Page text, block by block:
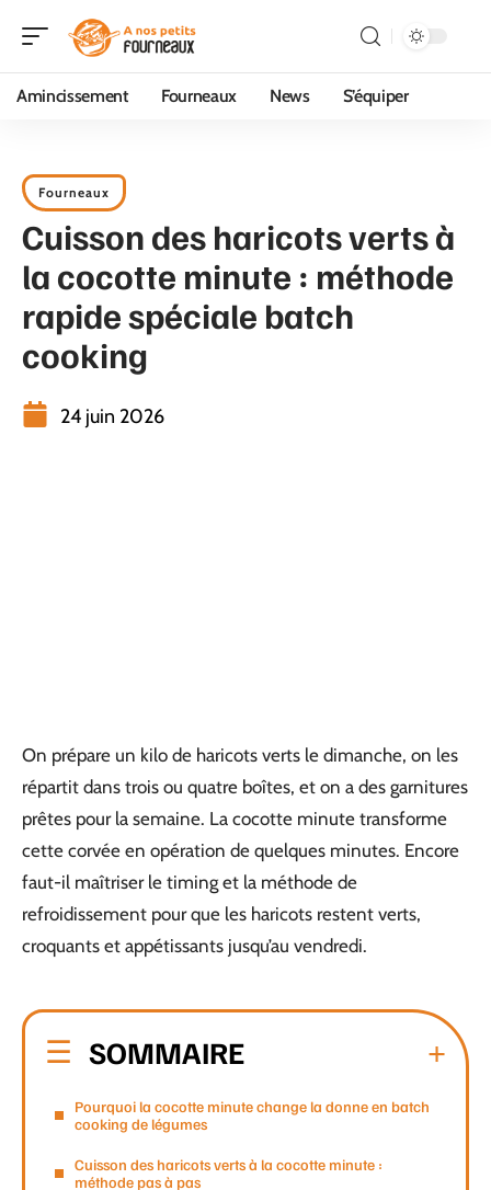
Amincissement Fourneaux News S’équiper
Fourneaux
Cuisson des haricots verts à
la cocotte minute : méthode
rapide spéciale batch
cooking
24 juin 2026
On prépare un kilo de haricots verts le dimanche, on les
répartit dans trois ou quatre boîtes, et on a des garnitures
prêtes pour la semaine. La cocotte minute transforme
cette corvée en opération de quelques minutes. Encore
faut-il maîtriser le timing et la méthode de
refroidissement pour que les haricots restent verts,
croquants et appétissants jusqu’au vendredi.
SOMMAIRE
Pourquoi la cocotte minute change la donne en batch
cooking de légumes
Cuisson des haricots verts à la cocotte minute :
méthode pas à pas